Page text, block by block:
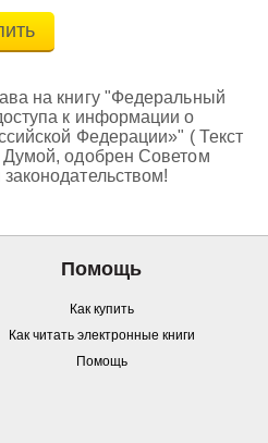
на книгу "Федеральный
к информации о
Федерации»" ( Текст
Думой, одобрен Советом
Помощь
Как купить
Как читать электронные книги
Помощь